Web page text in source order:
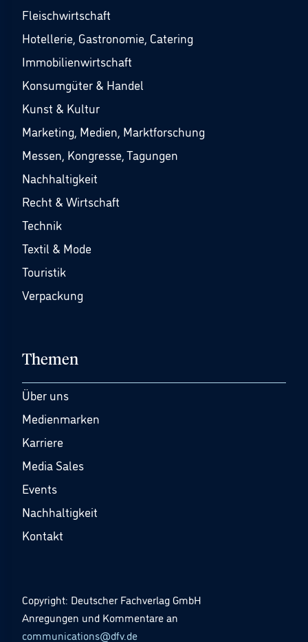
Fleischwirtschaft
Hotellerie, Gastronomie, Catering
Immobilienwirtschaft
Konsumgüter & Handel
Kunst & Kultur
Marketing, Medien, Marktforschung
Messen, Kongresse, Tagungen
Nachhaltigkeit
Recht & Wirtschaft
Technik
Textil & Mode
Touristik
Verpackung
Themen
Über uns
Medienmarken
Karriere
Media Sales
Events
Nachhaltigkeit
Kontakt
Copyright: Deutscher Fachverlag GmbH
Anregungen und Kommentare an
communications@dfv.de